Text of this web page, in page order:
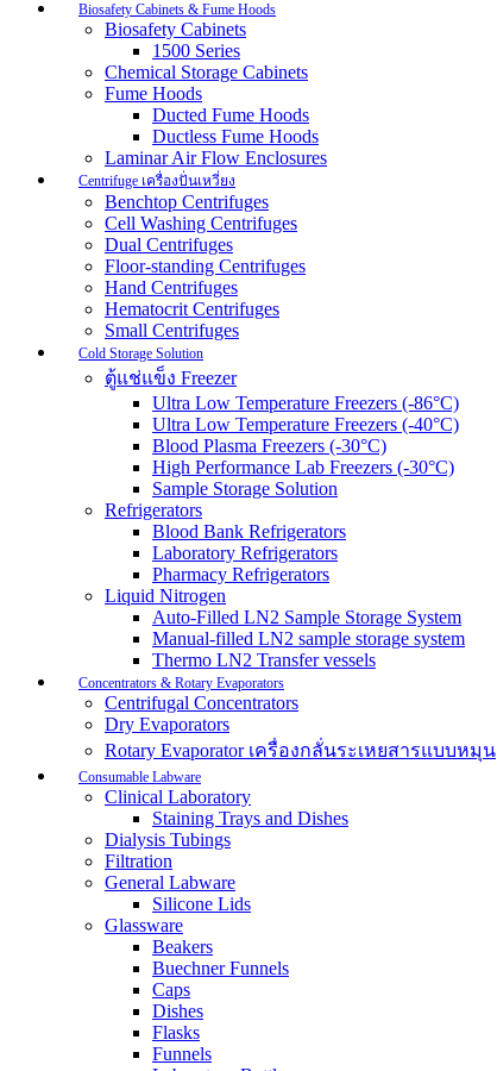
Biosafety Cabinets & Fume Hoods
Biosafety Cabinets
1500 Series
Chemical Storage Cabinets
Fume Hoods
Ducted Fume Hoods
Ductless Fume Hoods
Laminar Air Flow Enclosures
Centrifuge เครื่องปั่นเหวี่ยง
Benchtop Centrifuges
Cell Washing Centrifuges
Dual Centrifuges
Floor-standing Centrifuges
Hand Centrifuges
Hematocrit Centrifuges
Small Centrifuges
Cold Storage Solution
ตู้แช่แข็ง Freezer
Ultra Low Temperature Freezers (-86°C)
Ultra Low Temperature Freezers (-40°C)
Blood Plasma Freezers (-30°C)
High Performance Lab Freezers (-30°C)
Sample Storage Solution
Refrigerators
Blood Bank Refrigerators
Laboratory Refrigerators
Pharmacy Refrigerators
Liquid Nitrogen
Auto-Filled LN2 Sample Storage System
Manual-filled LN2 sample storage system
Thermo LN2 Transfer vessels
Concentrators & Rotary Evaporators
Centrifugal Concentrators
Dry Evaporators
Rotary Evaporator เครื่องกลั่นระเหยสารแบบหมุน
Consumable Labware
Clinical Laboratory
Staining Trays and Dishes
Dialysis Tubings
Filtration
General Labware
Silicone Lids
Glassware
Beakers
Buechner Funnels
Caps
Dishes
Flasks
Funnels